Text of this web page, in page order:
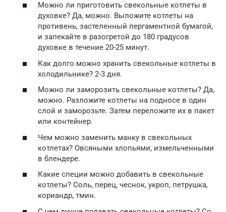
Можно ли приготовить свекольные котлеты в
духовке? Да, можно. Выложите котлеты на
противень, застеленный пергаментной бумагой,
и запекайте в разогретой до 180 градусов
духовке в течение 20-25 минут.
Как долго можно хранить свекольные котлеты в
холодильнике? 2-3 дня.
Можно ли заморозить свекольные котлеты? Да,
можно. Разложите котлеты на подносе в один
слой и заморозьте. Затем переложите их в пакет
или контейнер.
Чем можно заменить манку в свекольных
котлетах? Овсяными хлопьями, измельченными
в блендере.
Какие специи можно добавить в свекольные
котлеты? Соль, перец, чеснок, укроп, петрушка,
кориандр, тмин.